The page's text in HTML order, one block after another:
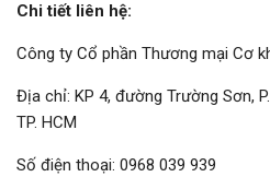
Chi tiết liên hệ:
Công ty Cổ phần Thương mại Cơ
Địa chỉ: KP 4, đường Trường Sơn,
TP. HCM
Số điện thoại: 0968 039 939